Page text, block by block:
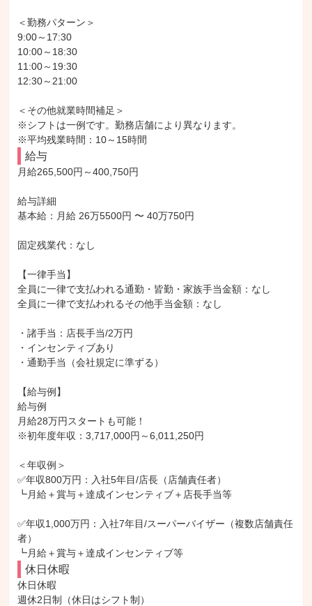
＜勤務パターン＞
9:00～17:30
10:00～18:30
11:00～19:30
12:30～21:00
＜その他就業時間補足＞
※シフトは一例です。勤務店舗により異なります。
※平均残業時間：10～15時間
給与
月給265,500円～400,750円
給与詳細
基本給：月給 26万5500円 〜 40万750円
固定残業代：なし
【一律手当】
全員に一律で支払われる通勤・皆勤・家族手当金額：なし
全員に一律で支払われるその他手当金額：なし
・諸手当：店長手当/2万円
・インセンティブあり
・通勤手当（会社規定に準ずる）
【給与例】
給与例
月給28万円スタートも可能！
※初年度年収：3,717,000円～6,011,250円
＜年収例＞
✅年収800万円：入社5年目/店長（店舗責任者）
┗月給＋賞与＋達成インセンティブ＋店長手当等
✅年収1,000万円：入社7年目/スーパーバイザー（複数店舗責任
者）
┗月給＋賞与＋達成インセンティブ等
休日休暇
休日休暇
週休2日制（休日はシフト制）